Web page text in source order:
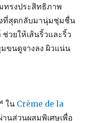
ทรงประสิทธิภาพ
ที่สุดกลับมานุ่มชุ่มชื่น
วยให้เส้นริ้วและริ้ว
ขนดูจางลง ผิวแน่น
ใน Crème de la
านส่วนผสมพิเศษเพื่อ